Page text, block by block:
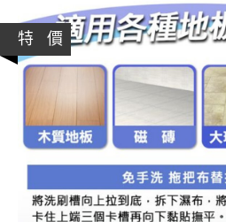
特 價